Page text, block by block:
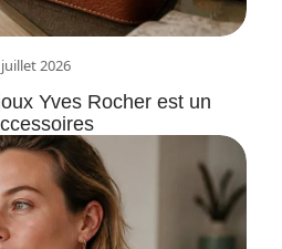
2026
Yves Rocher est un